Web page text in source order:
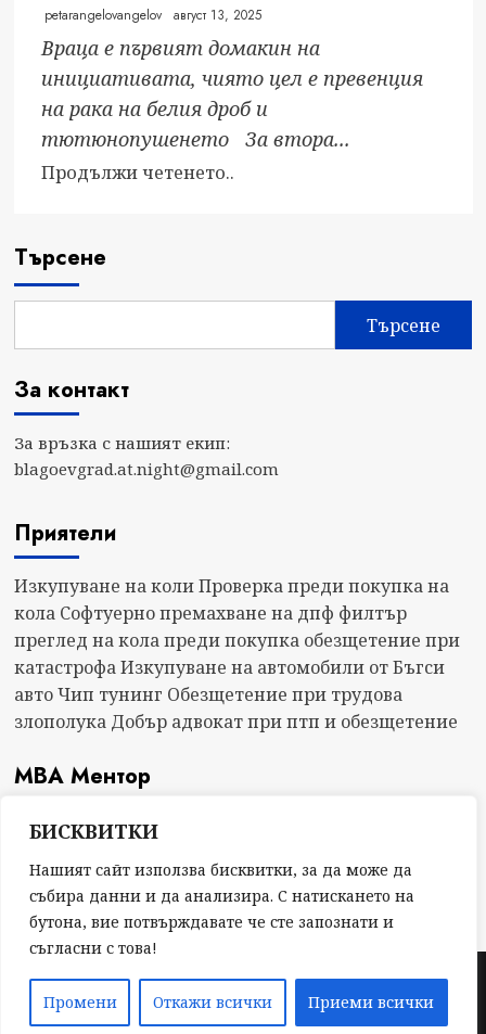
БИСКВИТКИ
Нашият сайт използва бисквитки, за да може да
събира данни и да анализира. С натискането на
бутона, вие потвърждавате че сте запознати и
съгласни с това!
Промени Откажи всички Приеми всички
petarangelovangelov август 13, 2025
Враца е първият домакин на
инициативата, чиято цел е превенция
на рака на белия дроб и
тютюнопушенето За втора...
Продължи четенето..Read
поредна
„5
за
безплатни
изследвания
чрез
иновативни
здравни
Търсене
Търсене
За контакт
За връзка с нашият екип:
blagoevgrad.at.night@gmail.com
Приятели
Изкупуване на коли Проверка преди покупка на
кола Софтуерно премахване на дпф филтър
преглед на кола преди покупка обезщетение при
катастрофа Изкупуване на автомобили от Бъгси
авто Чип тунинг Обезщетение при трудова
злополука Добър адвокат при птп и обезщетение
МВА Ментор
Copyright © Всички права запазени 2024|
CoverNewsby AF themes.